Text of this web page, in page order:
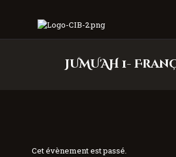
JUMU'AH 1-
Centre
Cet évènement est passé.